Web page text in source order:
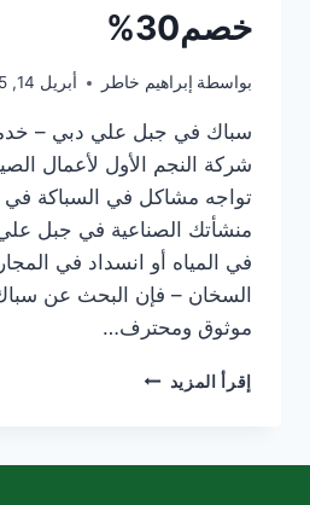
خصم30%
بواسطة إبراهيم خاطر أبريل 14, 2025
سباك في جبل علي دبي –
شركة النجم الأول لأعمال
تواجه مشاكل في السباكة في
منشأتك الصناعية في جبل
في المياه أو انسداد في
السخان – فإن البحث عن
موثوق ومحترف…
إقرأ المزيد سباك